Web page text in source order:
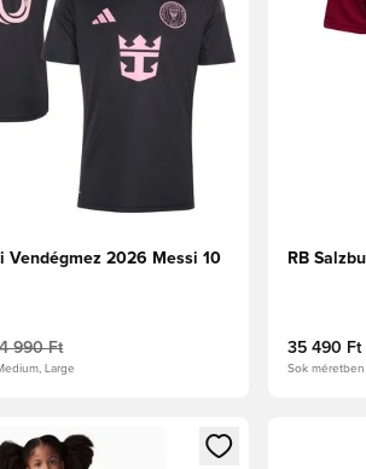
Vendégmez 2026 Messi 10
990 Ft
Large
RB
35 490 Ft
Sok
modált a bejelentkezéshez vagy aMegnyit